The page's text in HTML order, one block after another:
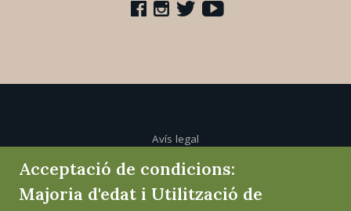
Avís legal
Política de cookies
Acceptació de condicions:
Majoria d'edat i Utilització de